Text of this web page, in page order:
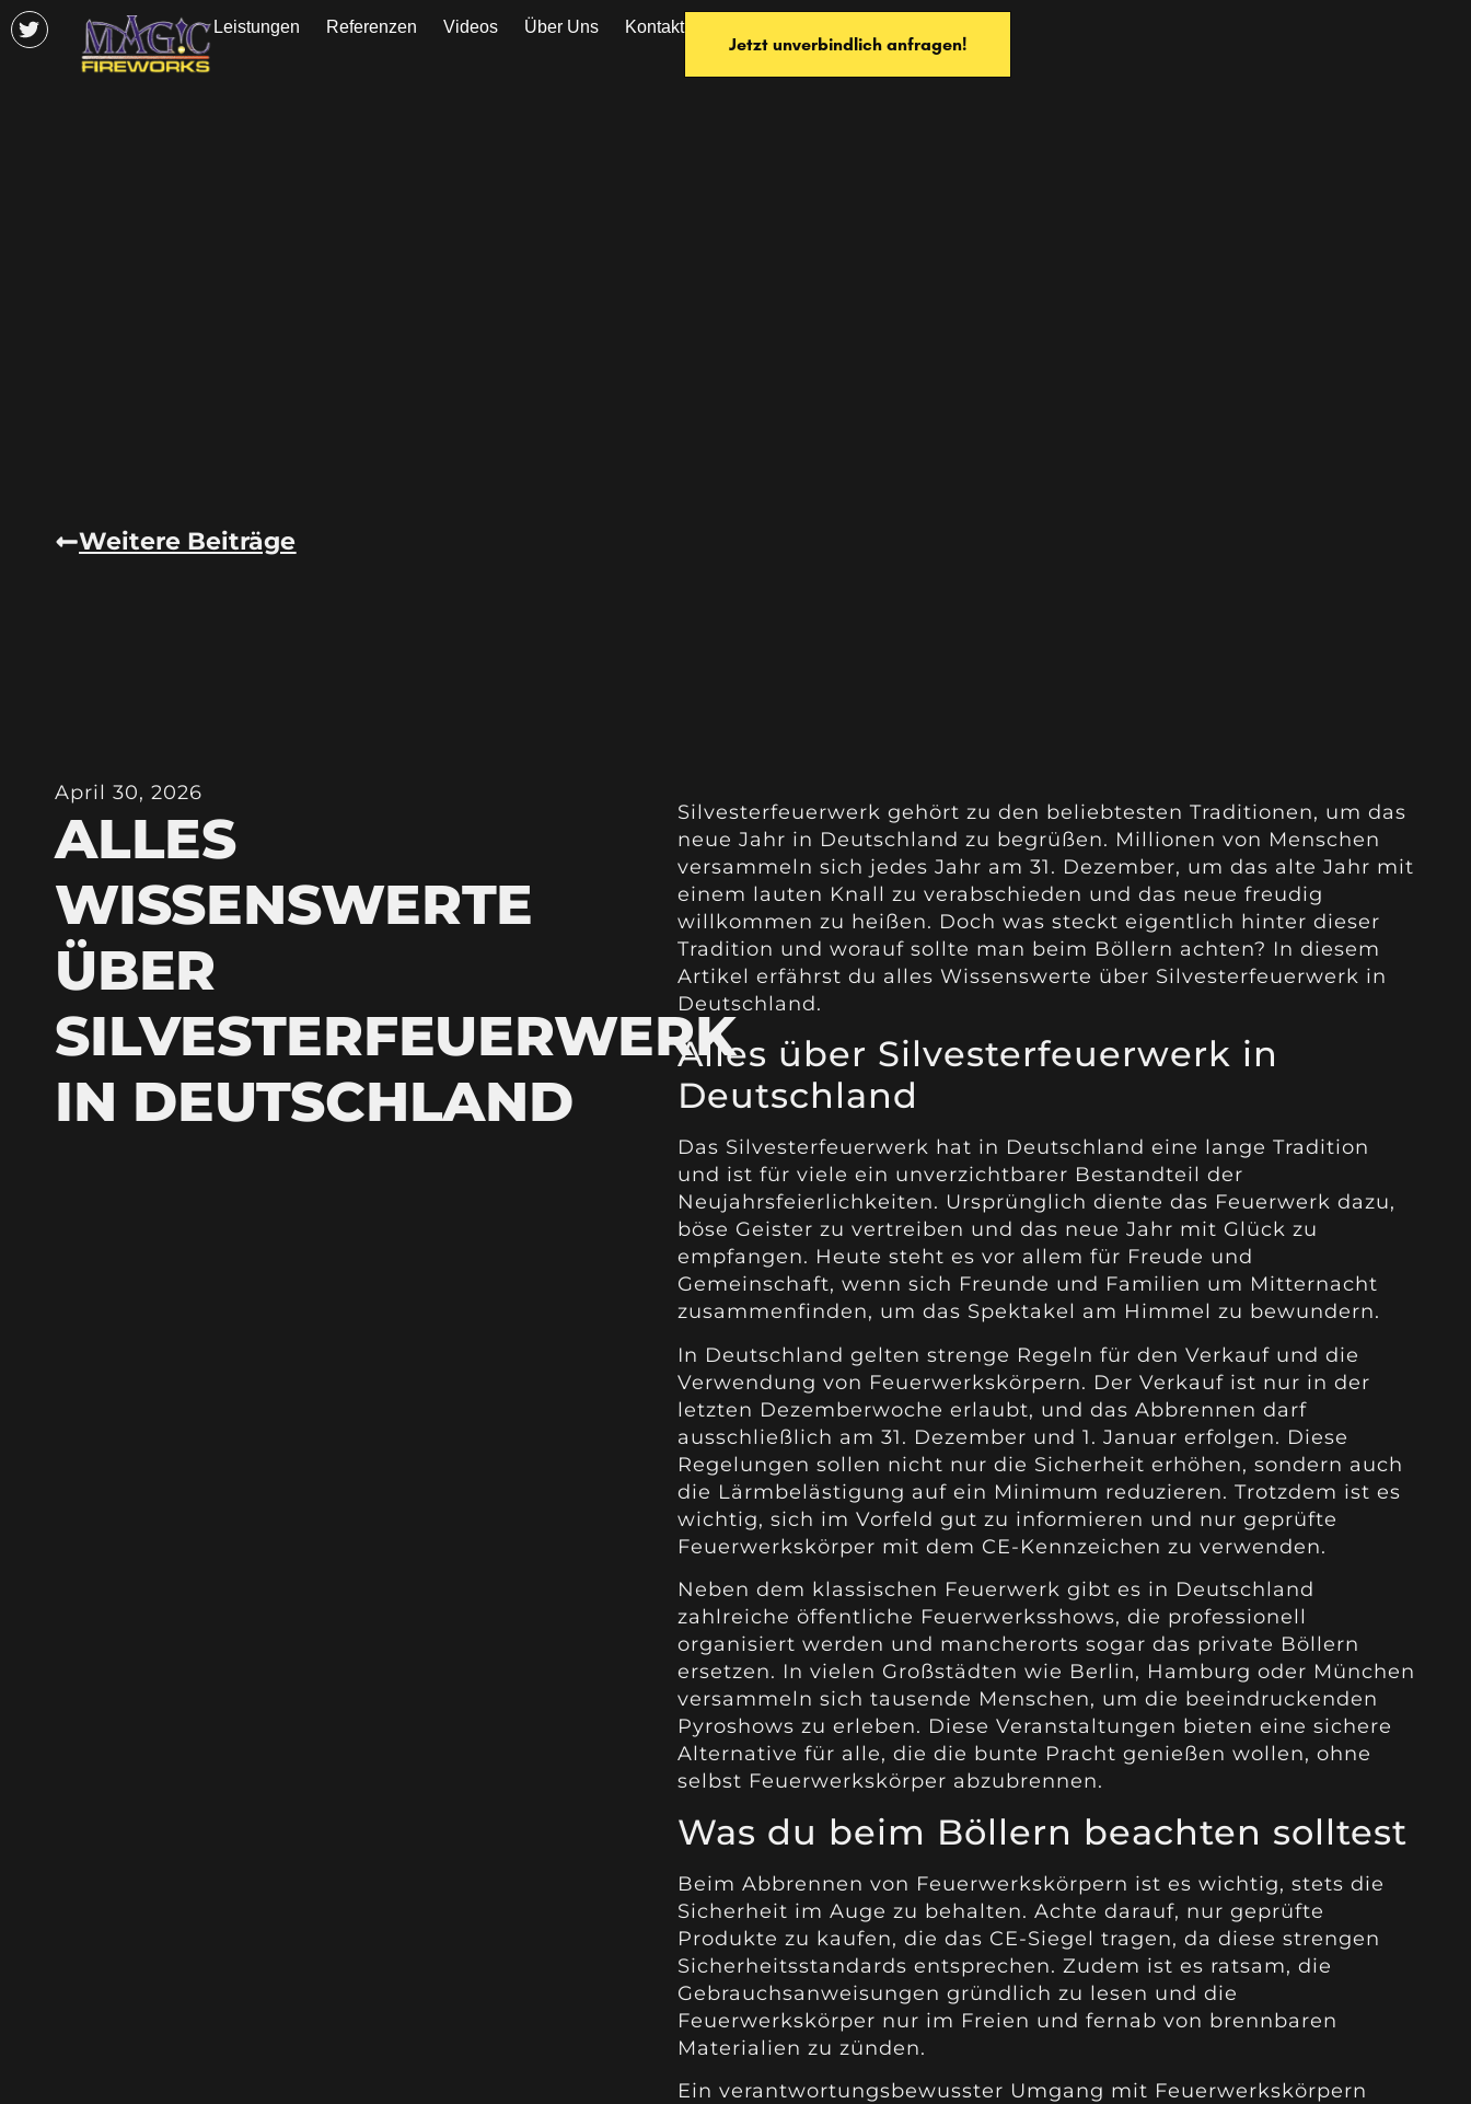
Leistungen Referenzen Videos Über Uns Kontakt
Jetzt unverbindlich anfragen!
Weitere Beiträge
April 30, 2026
ALLES
WISSENSWERTE
ÜBER
SILVESTERFEUERWERK
IN DEUTSCHLAND
Silvesterfeuerwerk gehört zu den beliebtesten Traditionen, um das
neue Jahr in Deutschland zu begrüßen. Millionen von Menschen
versammeln sich jedes Jahr am 31. Dezember, um das alte Jahr mit
einem lauten Knall zu verabschieden und das neue freudig
willkommen zu heißen. Doch was steckt eigentlich hinter dieser
Tradition und worauf sollte man beim Böllern achten? In diesem
Artikel erfährst du alles Wissenswerte über Silvesterfeuerwerk in
Deutschland.
Alles über Silvesterfeuerwerk in
Deutschland
Das Silvesterfeuerwerk hat in Deutschland eine lange Tradition
und ist für viele ein unverzichtbarer Bestandteil der
Neujahrsfeierlichkeiten. Ursprünglich diente das Feuerwerk dazu,
böse Geister zu vertreiben und das neue Jahr mit Glück zu
empfangen. Heute steht es vor allem für Freude und
Gemeinschaft, wenn sich Freunde und Familien um Mitternacht
zusammenfinden, um das Spektakel am Himmel zu bewundern.
In Deutschland gelten strenge Regeln für den Verkauf und die
Verwendung von Feuerwerkskörpern. Der Verkauf ist nur in der
letzten Dezemberwoche erlaubt, und das Abbrennen darf
ausschließlich am 31. Dezember und 1. Januar erfolgen. Diese
Regelungen sollen nicht nur die Sicherheit erhöhen, sondern auch
die Lärmbelästigung auf ein Minimum reduzieren. Trotzdem ist es
wichtig, sich im Vorfeld gut zu informieren und nur geprüfte
Feuerwerkskörper mit dem CE-Kennzeichen zu verwenden.
Neben dem klassischen Feuerwerk gibt es in Deutschland
zahlreiche öffentliche Feuerwerksshows, die professionell
organisiert werden und mancherorts sogar das private Böllern
ersetzen. In vielen Großstädten wie Berlin, Hamburg oder München
versammeln sich tausende Menschen, um die beeindruckenden
Pyroshows zu erleben. Diese Veranstaltungen bieten eine sichere
Alternative für alle, die die bunte Pracht genießen wollen, ohne
selbst Feuerwerkskörper abzubrennen.
Was du beim Böllern beachten solltest
Beim Abbrennen von Feuerwerkskörpern ist es wichtig, stets die
Sicherheit im Auge zu behalten. Achte darauf, nur geprüfte
Produkte zu kaufen, die das CE-Siegel tragen, da diese strengen
Sicherheitsstandards entsprechen. Zudem ist es ratsam, die
Gebrauchsanweisungen gründlich zu lesen und die
Feuerwerkskörper nur im Freien und fernab von brennbaren
Materialien zu zünden.
Ein verantwortungsbewusster Umgang mit Feuerwerkskörpern